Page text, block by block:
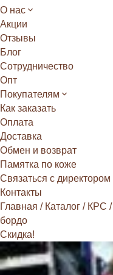
О нас
Акции
Отзывы
Блог
Сотрудничество
Опт
Покупателям
Как заказать
Оплата
Доставка
Обмен и возврат
Памятка по коже
Связаться с директором
Контакты
Главная / Каталог / КРС /
бордо
Скидка!